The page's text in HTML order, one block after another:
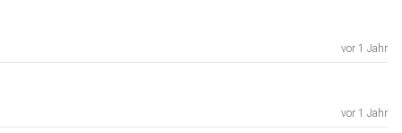
vor 1 Jahr
vor 1 Jahr